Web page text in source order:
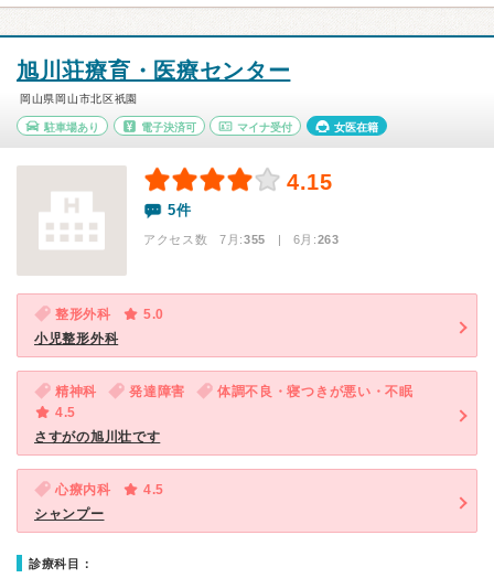
旭川荘療育・医療センター
岡山県岡山市北区祇園
駐車場あり 電子決済可 マイナ受付 女医在籍
4.15
5件
アクセス数 7月:355 | 6月:263
整形外科
5.0
小児整形外科
精神科 発達障害
体調不良・寝つきが悪い・不眠
4.5
さすがの旭川壮です
心療内科
4.5
シャンプー
診療科目：